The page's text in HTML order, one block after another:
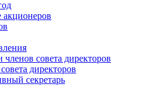
членов совета директоров
директоров
секретарь